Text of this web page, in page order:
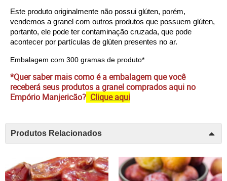
Este produto originalmente não possui glúten, porém,
vendemos a granel com outros produtos que possuem glúten,
portanto, ele pode ter contaminação cruzada, que pode
acontecer por partículas de glúten presentes no ar.
Embalagem com 300 gramas de produto*
*Quer saber mais como é a embalagem que você
receberá seus produtos a granel comprados aqui no
Empório Manjericão? Clique aqui
Produtos Relacionados